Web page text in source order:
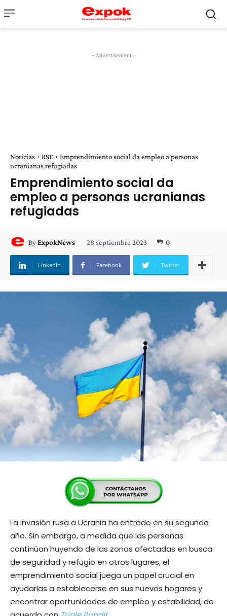
- Advertisement -
Noticias RSE
Emprendimiento social da empleo a personas
ucranianas refugiadas
Emprendimiento social da
empleo a personas ucranianas
refugiadas
ByExpokNews 28 septiembre 2023 0
Linkedin Facebook Twitter
La invasión rusa a Ucrania ha entrado en su segundo
año. Sin embargo, a medida que las personas
continúan huyendo de las zonas afectadas en busca
de seguridad y refugio en otros lugares, el
emprendimiento social juega un papel crucial en
ayudarlas a establecerse en sus nuevos hogares y
encontrar oportunidades de empleo y estabilidad, de